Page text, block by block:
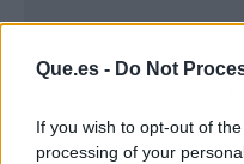
Que.es - Do Not
If you wish to opt-out of
processing of your